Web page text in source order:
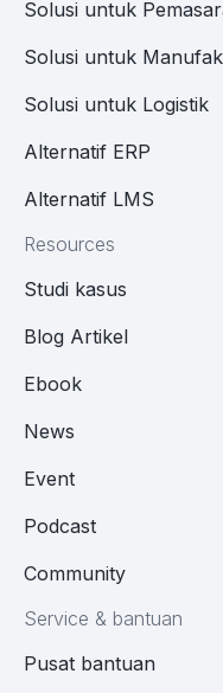
Solusi untuk
Solusi untuk
Solusi untuk Logistik
Alternatif ERP
Alternatif LMS
Resources
Studi kasus
Blog Artikel
Ebook
News
Event
Podcast
Community
Service & bantuan
Pusat bantuan